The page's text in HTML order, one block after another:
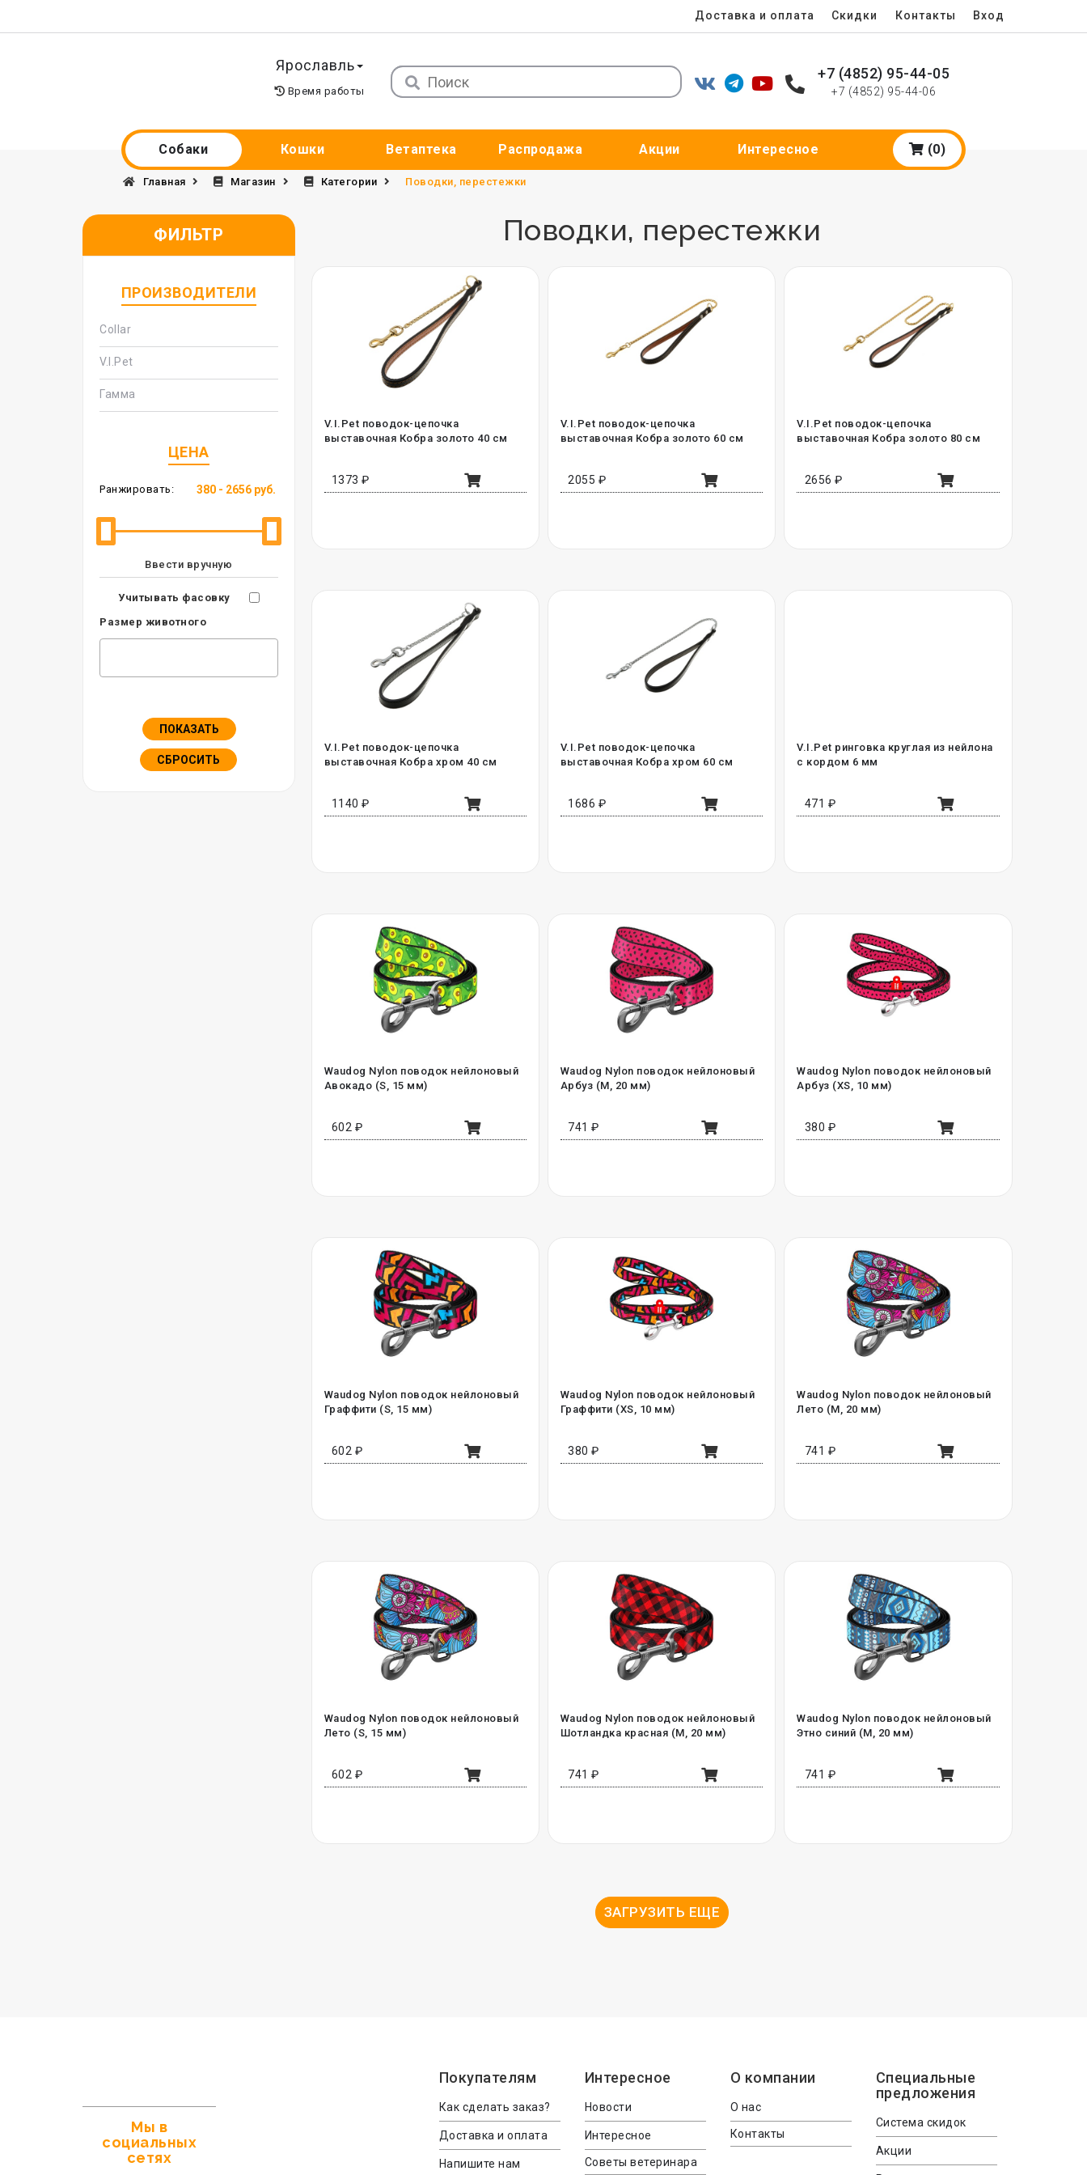
Доставка и оплата Скидки Контакты Вход
Ярославль
Время работы
+7 (4852) 95-44-05
+7 (4852) 95-44-06
Собаки Кошки Ветаптека Распродажа Акции Интересное (0)
Главная Магазин Категории Поводки, перестежки
ФИЛЬТР
ПРОИЗВОДИТЕЛИ
Collar
V.I.Pet
Гамма
ЦЕНА
Ранжировать:
Ввести вручную
Учитывать фасовку
Размер животного
ПОКАЗАТЬ
СБРОСИТЬ
Поводки, перестежки
V.I.Pet поводок-цепочка
выставочная Кобра золото 40 см
1373 ₽
V.I.Pet поводок-цепочка
выставочная Кобра золото 60 см
2055 ₽
V.I.Pet поводок-цепочка
выставочная Кобра золото 80 см
2656 ₽
V.I.Pet поводок-цепочка
выставочная Кобра хром 40 см
1140 ₽
V.I.Pet поводок-цепочка
выставочная Кобра хром 60 см
1686 ₽
V.I.Pet ринговка круглая из нейлона
с кордом 6 мм
471 ₽
Waudog Nylon поводок нейлоновый
Авокадо (S, 15 мм)
602 ₽
Waudog Nylon поводок нейлоновый
Арбуз (M, 20 мм)
741 ₽
Waudog Nylon поводок нейлоновый
Арбуз (XS, 10 мм)
380 ₽
Waudog Nylon поводок нейлоновый
Граффити (S, 15 мм)
602 ₽
Waudog Nylon поводок нейлоновый
Граффити (XS, 10 мм)
380 ₽
Waudog Nylon поводок нейлоновый
Лето (M, 20 мм)
741 ₽
Waudog Nylon поводок нейлоновый
Лето (S, 15 мм)
602 ₽
Waudog Nylon поводок нейлоновый
Шотландка красная (M, 20 мм)
741 ₽
Waudog Nylon поводок нейлоновый
Этно синий (M, 20 мм)
741 ₽
ЗАГРУЗИТЬ ЕЩЕ
Мы в
социальных
сетях
Покупателям
Как сделать заказ?
Доставка и оплата
Напишите нам
Интересное
Новости
Интересное
Советы ветеринара
О компании
О нас
Контакты
Специальные
предложения
Система скидок
Акции